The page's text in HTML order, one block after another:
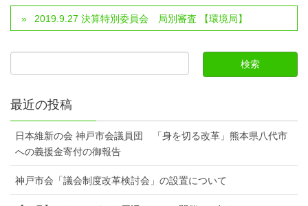
2019.9.27 決算特別委員会 局別審査 【環境局】
最近の投稿
日本維新の会 神戸市会議員団 「身を切る改革」熊本県八代市
への義援金寄付の御報告
神戸市会「議会制度改革検討会」の設置について